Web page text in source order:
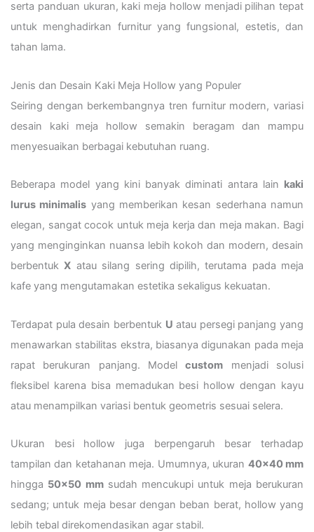
serta panduan ukuran, kaki meja hollow menjadi pilihan tepat
untuk menghadirkan furnitur yang fungsional, estetis, dan
tahan lama.
Jenis dan Desain Kaki Meja Hollow yang Populer
Seiring dengan berkembangnya tren furnitur modern, variasi
desain kaki meja hollow semakin beragam dan mampu
menyesuaikan berbagai kebutuhan ruang.
Beberapa model yang kini banyak diminati antara lain kaki
lurus minimalis yang memberikan kesan sederhana namun
elegan, sangat cocok untuk meja kerja dan meja makan. Bagi
yang menginginkan nuansa lebih kokoh dan modern, desain
berbentukX atau silang sering dipilih, terutama pada meja
kafe yang mengutamakan estetika sekaligus kekuatan.
Terdapat pula desain berbentuk U atau persegi panjang yang
menawarkan stabilitas ekstra, biasanya digunakan pada meja
rapat berukuran panjang. Modelcustom menjadi solusi
fleksibel karena bisa memadukan besi hollow dengan kayu
atau menampilkan variasi bentuk geometris sesuai selera.
Ukuran besi hollow juga berpengaruh besar terhadap
tampilan dan ketahanan meja. Umumnya, ukuran 40×40 mm
hingga 50×50 mmsudah mencukupi untuk meja berukuran
sedang; untuk meja besar dengan beban berat, hollow yang
lebih tebal direkomendasikan agar stabil.